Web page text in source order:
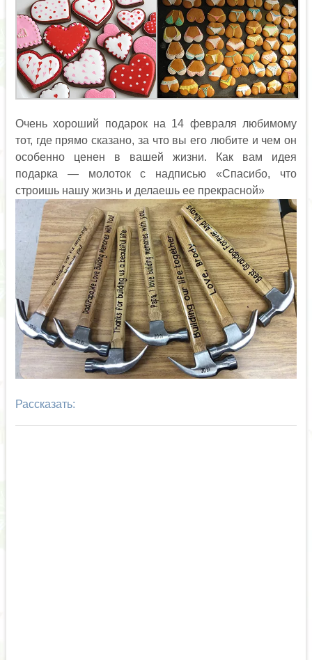
Очень хороший подарок на 14 февраля любимому
тот, где прямо сказано, за что вы его любите и чем он
особенно ценен в вашей жизни. Как вам идея
подарка — молоток с надписью «Спасибо, что
строишь нашу жизнь и делаешь ее прекрасной»
Рассказать: